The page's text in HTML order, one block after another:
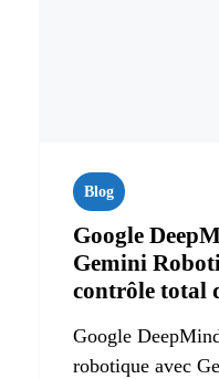
Blog
Google
Gemini
contrôle total
Google
robotique avec